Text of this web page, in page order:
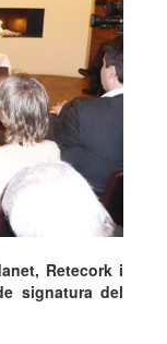
Retecork i
signatura del